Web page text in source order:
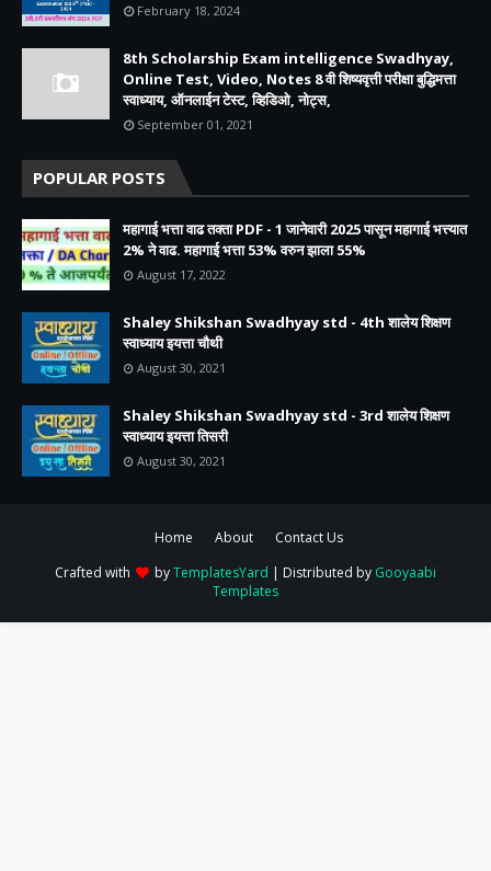
February 18, 2024
8th Scholarship Exam intelligence Swadhyay,
Online Test, Video, Notes 8 वी शिष्यवृत्ती परीक्षा बुद्धिमत्ता
स्वाध्याय, ऑनलाईन टेस्ट, व्हिडिओ, नोट्स,
September 01, 2021
POPULAR POSTS
महागाई भत्ता वाढ तक्ता PDF - 1 जानेवारी 2025 पासून महागाई भत्त्यात
2% ने वाढ. महागाई भत्ता 53% वरुन झाला 55%
August 17, 2022
Shaley Shikshan Swadhyay std - 4th शालेय शिक्षण
स्वाध्याय इयत्ता चौथी
August 30, 2021
Shaley Shikshan Swadhyay std - 3rd शालेय शिक्षण
स्वाध्याय इयत्ता तिसरी
August 30, 2021
Home About
Contact Us
Crafted with
byTemplatesYard | Distributed by Gooyaabi
Templates